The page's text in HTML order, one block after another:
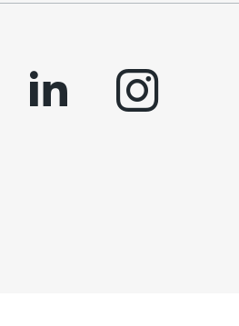
linkedin instagram